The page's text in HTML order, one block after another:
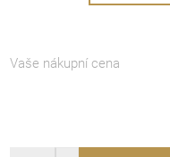
Vaše nákupní cena